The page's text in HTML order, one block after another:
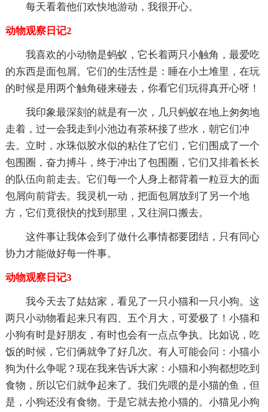
每天看着他们欢快地游动，我很开心。
动物观察日记2
我喜欢的小动物是蚂蚁，它长着两只小触角，最爱吃
的东西是面包屑。它们的生活性是：睡在小土堆里，在玩
的时候是用两个触角碰来碰去，你看它们玩得真开心呀！
我印象最深刻的就是有一次，几只蚂蚁在地上匆匆地
走着，过一会我走到小池边有茶杯接了些水，朝它们冲
去。立时，水珠似胶水似的粘住了它们，它们围成了一个
包围圈，奋力搏斗，终于冲出了包围圈，它们又排着长长
的队伍向前走去。它们每一个人身上都背着一粒豆大的面
包屑向前背去。我灵机一动，把面包屑放到了另一个地
方，它们竟很快的找到那里，又往洞口搬去。
这件事让我体会到了做什么事情都要团结，只有同心
协力才能做好每一件事。
动物观察日记3
我今天去了姑姑家，看见了一只小猫和一只小狗。这
两只小动物看起来只有四、五个月大，可爱极了！小猫和
小狗有时是好朋友，有时也会有一点点争执。比如说，吃
饭的时候，它们俩就争了好几次。有人可能会问：小猫小
狗为什么争呢？现在我来告诉大家：小猫和小狗都想吃到
食物，所以它们就争起来了。我们先喂的是小猫的鱼，但
是，小狗还没有食物。于是它就去抢小猫的。小猫见小狗